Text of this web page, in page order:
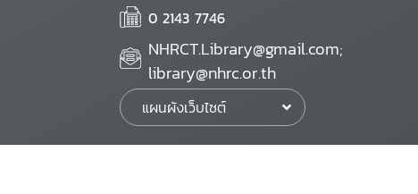
0 2143 7746
NHRCT.Library@gmail.com;
library@nhrc.or.th
แผนผังเว็บไซต์